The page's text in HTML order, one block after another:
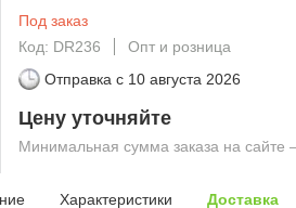
Под заказ
Код: DR236
Опт и розница
Отправка с 10 августа 2026
Цену уточняйте
Минимальная сумма заказа на сайте
Характеристики Доставка